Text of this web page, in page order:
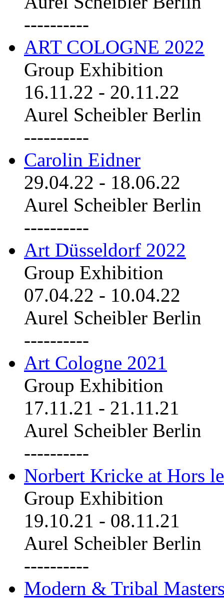
----------
ART COLOGNE 2022
Group Exhibition
16.11.22 - 20.11.22
Aurel Scheibler Berlin
----------
Carolin Eidner
29.04.22 - 18.06.22
Aurel Scheibler Berlin
----------
Art Düsseldorf 2022
Group Exhibition
07.04.22 - 10.04.22
Aurel Scheibler Berlin
----------
Art Cologne 2021
Group Exhibition
17.11.21 - 21.11.21
Aurel Scheibler Berlin
----------
Norbert Kricke at Hors
Group Exhibition
19.10.21 - 08.11.21
Aurel Scheibler Berlin
----------
Modern & Tribal